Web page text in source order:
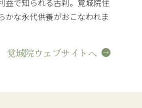
益で知られる古刹。覚城院住
かな永代供養がおこなわれま
覚城院ウェブサイトへ